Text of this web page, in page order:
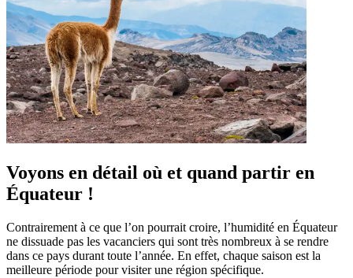
Voyons en détail où et quand partir en
Équateur !
Contrairement à ce que l’on pourrait croire, l’humidité en Équateur
ne dissuade pas les vacanciers qui sont très nombreux à se rendre
dans ce pays durant toute l’année. En effet, chaque saison est la
meilleure période pour visiter une région spécifique.